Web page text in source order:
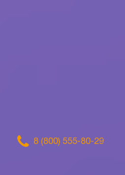
8 (800) 555-80-29